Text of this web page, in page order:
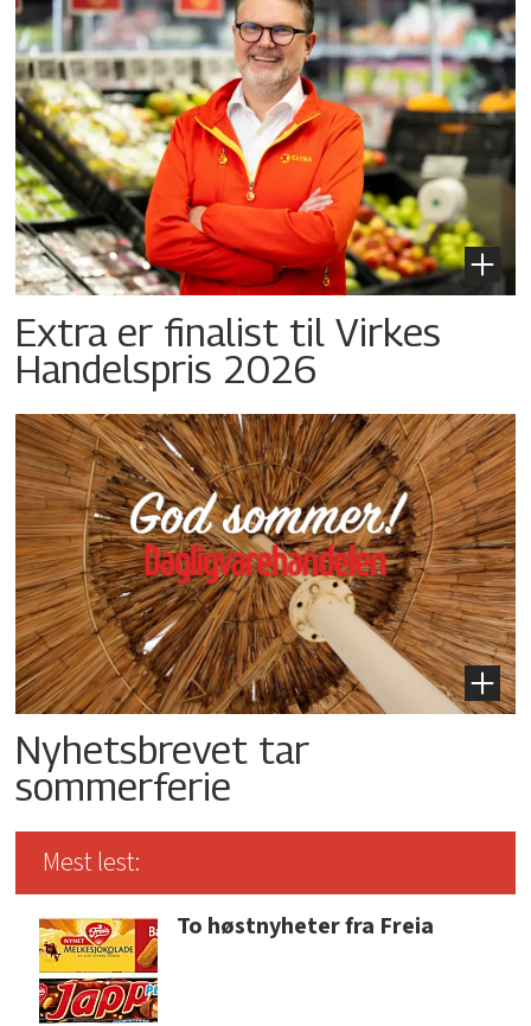
Extra er finalist til Virkes
Handelspris 2026
Nyhetsbrevet tar
sommerferie
Mest lest:
To høstnyheter fra Freia